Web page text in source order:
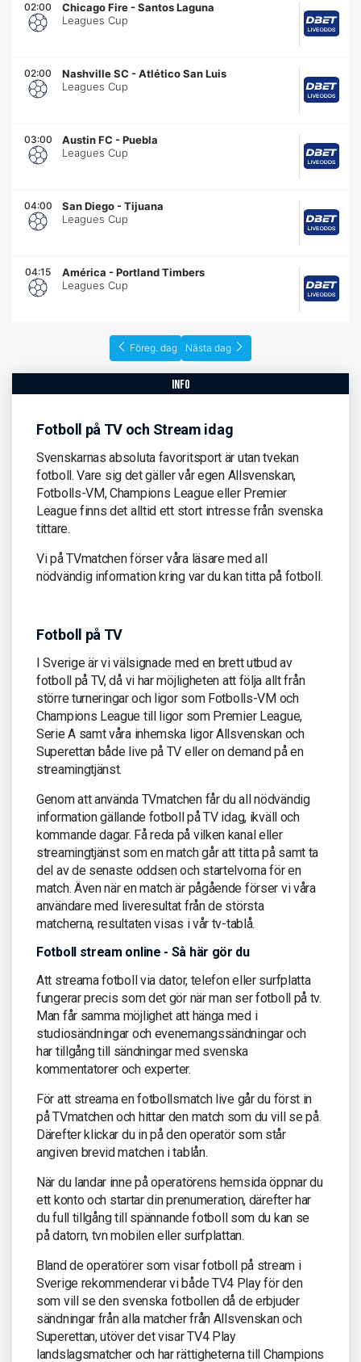
02:00 Chicago Fire -Santos Laguna
Leagues Cup
02:00 Nashville SC -Atlético San Luis
Leagues Cup
03:00 Austin FC -Puebla
Leagues Cup
04:00 San Diego -Tijuana
Leagues Cup
04:15 América -Portland Timbers
Leagues Cup
Föreg. dag Nästa dag
info
Fotboll på TV och Stream idag
Svenskarnas absoluta favoritsport är utan tvekan
fotboll. Vare sig det gäller vår egen Allsvenskan,
Fotbolls-VM, Champions League eller Premier
League finns det alltid ett stort intresse från svenska
tittare.
Vi på TVmatchen förser våra läsare med all
nödvändig information kring var du kan titta på fotboll.
Fotboll på TV
I Sverige är vi välsignade med en brett utbud av
fotboll på TV, då vi har möjligheten att följa allt från
större turneringar och ligor som Fotbolls-VM och
Champions League till ligor som Premier League,
Serie A samt våra inhemska ligor Allsvenskan och
Superettan både live på TV eller on demand på en
streamingtjänst.
Genom att använda TVmatchen får du all nödvändig
information gällande fotboll på TV idag, ikväll och
kommande dagar. Få reda på vilken kanal eller
streamingtjänst som en match går att titta på samt ta
del av de senaste oddsen och startelvorna för en
match. Även när en match är pågående förser vi våra
användare med liveresultat från de största
matcherna, resultaten visas i vår tv-tablå.
Fotboll stream online - Så här gör du
Att streama fotboll via dator, telefon eller surfplatta
fungerar precis som det gör när man ser fotboll på tv.
Man får samma möjlighet att hänga med i
studiosändningar och evenemangssändningar och
har tillgång till sändningar med svenska
kommentatorer och experter.
För att streama en fotbollsmatch live går du först in
på TVmatchen och hittar den match som du vill se på.
Därefter klickar du in på den operatör som står
angiven brevid matchen i tablån.
När du landar inne på operatörens hemsida öppnar du
ett konto och startar din prenumeration, därefter har
du full tillgång till spännande fotboll som du kan se
på datorn, tvn mobilen eller surfplattan.
Bland de operatörer som visar fotboll på stream i
Sverige rekommenderar vi både TV4 Play för den
som vill se den svenska fotbollen då de erbjuder
sändningar från alla matcher från Allsvenskan och
Superettan, utöver det visar TV4 Play
landslagsmatcher och har rättigheterna till Champions